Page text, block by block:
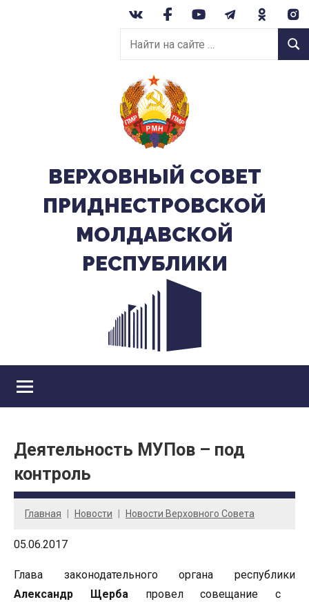
Найти
на
сайте:
ВЕРХОВНЫЙ CОВЕТ
ПРИДНЕСТРОВСКОЙ
МОЛДАВСКОЙ
РЕСПУБЛИКИ
Деятельность МУПов – под
контроль
Главная Новости Новости Верховного Совета
05.06.2017
Глава законодательного органа республики
Александр Щербапровел совещание с